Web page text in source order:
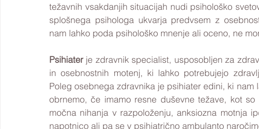
težavnih vsakdanjih situacijah nudi psihološko
splošnega psihologa ukvarja predvsem z
nam lahko poda psihološko mnenje ali oceno, ne
Psihiater je zdravnik specialist, usposobljen za
in osebnostnih motenj, ki lahko potrebujejo
Poleg osebnega zdravnika je psihiater edini, ki nam
obrnemo, če imamo resne duševne težave, kot
močna nihanja v razpoloženju, anksiozna motnja
napotnico ali pa se v psihiatrično ambulanto